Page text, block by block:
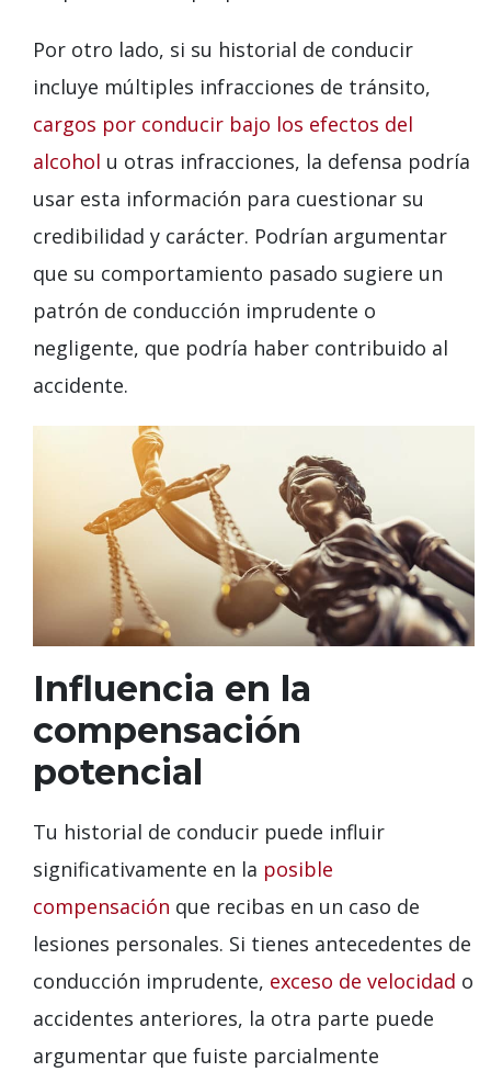
Por otro lado, si su historial de conducir
incluye múltiples infracciones de tránsito,
cargos por conducir bajo los efectos del
alcohol u otras infracciones, la defensa podría
usar esta información para cuestionar su
credibilidad y carácter. Podrían argumentar
que su comportamiento pasado sugiere un
patrón de conducción imprudente o
negligente, que podría haber contribuido al
accidente.
Influencia en la
compensación
potencial
Tu historial de conducir puede influir
significativamente en la posible
compensación que recibas en un caso de
lesiones personales. Si tienes antecedentes de
conducción imprudente, exceso de velocidad o
accidentes anteriores, la otra parte puede
argumentar que fuiste parcialmente